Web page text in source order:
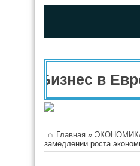
Бизнес в
Главная »
замедлении роста